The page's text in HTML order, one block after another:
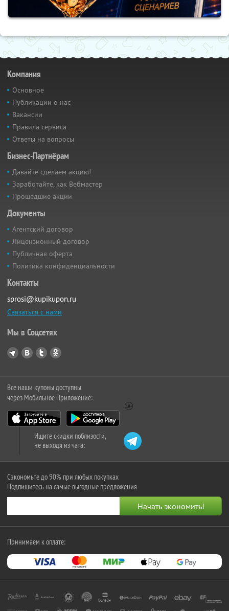
Компания
Основное
Публикации о нас
Вакансии
Правила сервиса
Ответы на вопросы
Бизнес-Партнёрам
Давайте сделаем акцию!
Заработайте, как Вебмастер
Прошедшие акции
Документы
Агентский договор
Лицензионный договор
Публичная оферта
Политика конфиденциальности
Контакты
sprosi@kupikupon.ru
Связаться с нами
Мы в Соцсетях
Все наши купоны доступны
через Мобильное Приложение:
Ищите скидки поблизости,
не выходя из чата:
Сэкономьте до 90% при любых покупках
Подпишитесь на самые выгодные предложения
Принимаем к оплате: